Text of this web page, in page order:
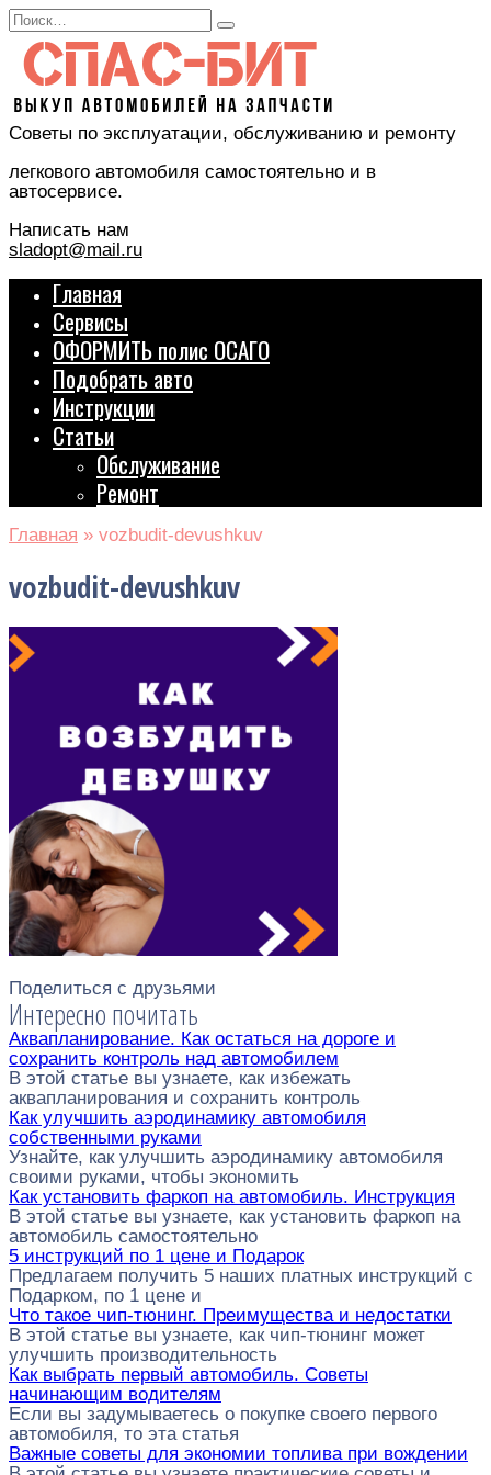
Перейти
к
содержанию
Search
for:
Советы по эксплуатации, обслуживанию и ремонту
легкового автомобиля самостоятельно и в
автосервисе.
Написать нам
sladopt@mail.ru
Главная
Сервисы
ОФОРМИТЬ полис ОСАГО
Подобрать авто
Инструкции
Статьи
Обслуживание
Ремонт
Главная » vozbudit-devushkuv
vozbudit-devushkuv
Поделиться с друзьями
Интересно почитать
Аквапланирование. Как остаться на дороге и
сохранить контроль над автомобилем
В этой статье вы узнаете, как избежать
аквапланирования и сохранить контроль
Как улучшить аэродинамику автомобиля
собственными руками
Узнайте, как улучшить аэродинамику автомобиля
своими руками, чтобы экономить
Как установить фаркоп на автомобиль. Инструкция
В этой статье вы узнаете, как установить фаркоп на
автомобиль самостоятельно
5 инструкций по 1 цене и Подарок
Предлагаем получить 5 наших платных инструкций с
Подарком, по 1 цене и
Что такое чип-тюнинг. Преимущества и недостатки
В этой статье вы узнаете, как чип-тюнинг может
улучшить производительность
Как выбрать первый автомобиль. Советы
начинающим водителям
Если вы задумываетесь о покупке своего первого
автомобиля, то эта статья
Важные советы для экономии топлива при вождении